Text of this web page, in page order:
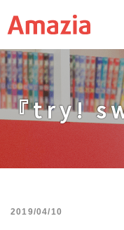
『try!
2019/04/10